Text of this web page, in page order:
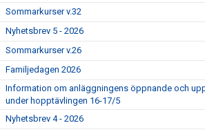
BOKNINGAR
Sommarkurser v.32
Nyhetsbrev 5 - 2026
Sommarkurser v.26
Familjedagen 2026
Information om anläggningens öppnande och
under hopptävlingen 16-17/5
Nyhetsbrev 4 - 2026